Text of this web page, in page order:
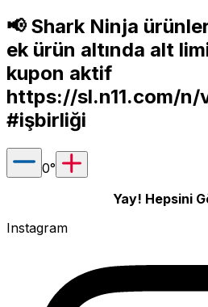
📢 Shark Ninja
ek ürün altında alt
kupon aktif
https://sl.n11.com/n/
#işbirliği
0°
Yay! Hepsini
Instagram